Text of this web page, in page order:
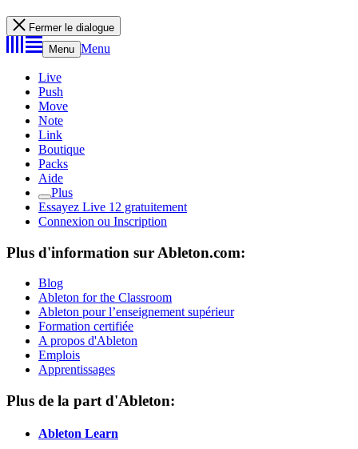
Fermer le dialogue
Menu Menu
Live
Push
Move
Note
Link
Boutique
Packs
Aide
Plus
Essayez Live 12 gratuitement
Connexion ou Inscription
Plus d'information sur Ableton.com:
Blog
Ableton for the Classroom
Ableton pour l’enseignement supérieur
Formation certifiée
A propos d'Ableton
Emplois
Apprentissages
Plus de la part d'Ableton:
Ableton Learn